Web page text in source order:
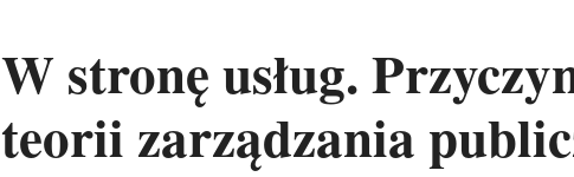
W stronę usług.
teorii zarządzania